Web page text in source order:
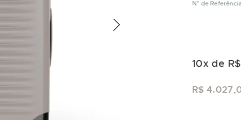
R$
10x de
N° de